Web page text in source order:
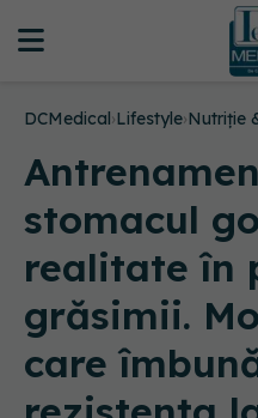
DCMedical›Lifestyle›Nutriție
stomacul
realitate în
grăsimii.
care